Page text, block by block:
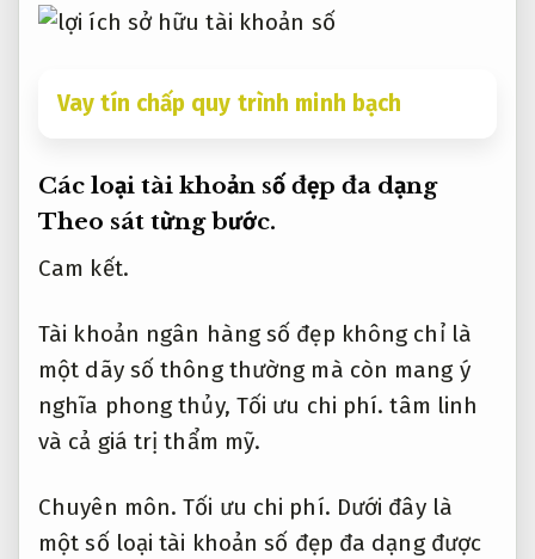
Vay tín chấp quy trình minh bạch
Các loại tài khoản số đẹp đa dạng
Theo sát từng bước.
Cam kết.
Tài khoản ngân hàng số đẹp không chỉ là
một dãy số thông thường mà còn mang ý
nghĩa phong thủy, Tối ưu chi phí. tâm linh
và cả giá trị thẩm mỹ.
Chuyên môn. Tối ưu chi phí. Dưới đây là
một số loại tài khoản số đẹp đa dạng được